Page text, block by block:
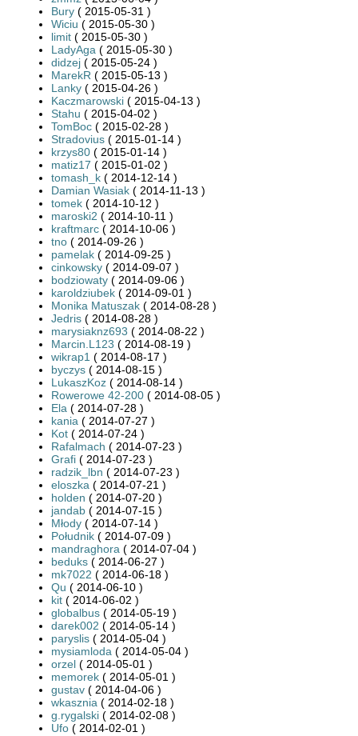
Bury ( 2015-05-31 )
Wiciu ( 2015-05-30 )
limit ( 2015-05-30 )
LadyAga ( 2015-05-30 )
didzej ( 2015-05-24 )
MarekR ( 2015-05-13 )
Lanky ( 2015-04-26 )
Kaczmarowski ( 2015-04-13 )
Stahu ( 2015-04-02 )
TomBoc ( 2015-02-28 )
Stradovius ( 2015-01-14 )
krzys80 ( 2015-01-14 )
matiz17 ( 2015-01-02 )
tomash_k ( 2014-12-14 )
Damian Wasiak ( 2014-11-13 )
tomek ( 2014-10-12 )
maroski2 ( 2014-10-11 )
kraftmarc ( 2014-10-06 )
tno ( 2014-09-26 )
pamelak ( 2014-09-25 )
cinkowsky ( 2014-09-07 )
bodziowaty ( 2014-09-06 )
karoldziubek ( 2014-09-01 )
Monika Matuszak ( 2014-08-28 )
Jedris ( 2014-08-28 )
marysiaknz693 ( 2014-08-22 )
Marcin.L123 ( 2014-08-19 )
wikrap1 ( 2014-08-17 )
byczys ( 2014-08-15 )
LukaszKoz ( 2014-08-14 )
Rowerowe 42-200 ( 2014-08-05 )
Ela ( 2014-07-28 )
kania ( 2014-07-27 )
Kot ( 2014-07-24 )
Rafalmach ( 2014-07-23 )
Grafi ( 2014-07-23 )
radzik_lbn ( 2014-07-23 )
eloszka ( 2014-07-21 )
holden ( 2014-07-20 )
jandab ( 2014-07-15 )
Młody ( 2014-07-14 )
Południk ( 2014-07-09 )
mandraghora ( 2014-07-04 )
beduks ( 2014-06-27 )
mk7022 ( 2014-06-18 )
Qu ( 2014-06-10 )
kit ( 2014-06-02 )
globalbus ( 2014-05-19 )
darek002 ( 2014-05-14 )
paryslis ( 2014-05-04 )
mysiamloda ( 2014-05-04 )
orzel ( 2014-05-01 )
memorek ( 2014-05-01 )
gustav ( 2014-04-06 )
wkasznia ( 2014-02-18 )
g.rygalski ( 2014-02-08 )
Ufo ( 2014-02-01 )